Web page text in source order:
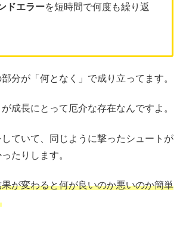
ドエラーを短時間で何度も繰り返
分が「何となく」で成り立ってます。
成長にとって厄介な存在なんですよ。
ていて、同じように撃ったシュートが
たりします。
が変わると何が良いのか悪いのか簡単